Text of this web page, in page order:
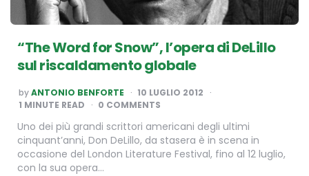
“The Word for Snow”, l’opera di DeLillo
sul riscaldamento globale
POSTED
BY
byANTONIO BENFORTE
10 LUGLIO 2012
1 MINUTE READ 0 COMMENTS
Uno dei più grandi scrittori americani degli ultimi
cinquant’anni, Don DeLillo, da stasera è in scena in
occasione del London Literature Festival, fino al 12 luglio,
con la sua opera…